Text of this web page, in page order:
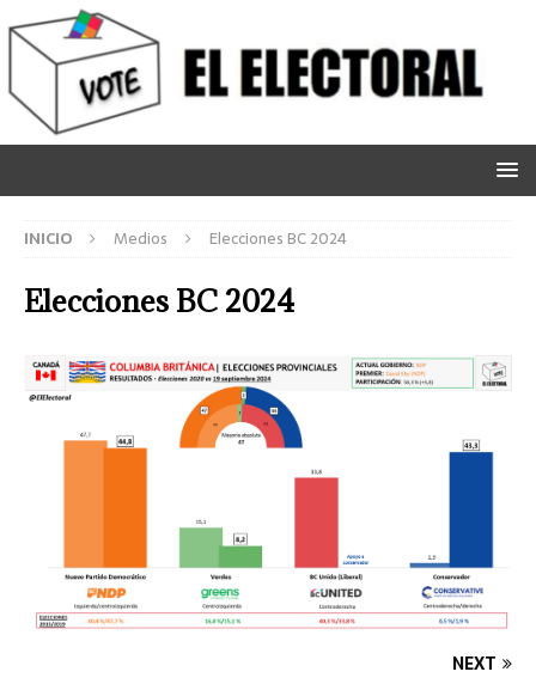
INICIO Medios Elecciones BC 2024
Elecciones BC 2024
NEXT